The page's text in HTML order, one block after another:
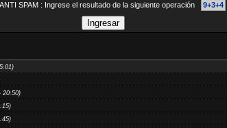
SPAM : Ingrese el resultado de la siguiente operación 9+3+4
20:50)